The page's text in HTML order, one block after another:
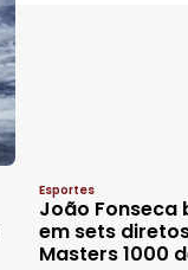
Esportes
João Fonseca
em sets
Masters 1000